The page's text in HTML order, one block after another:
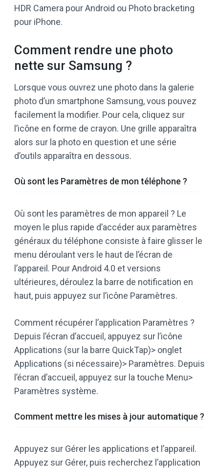
HDR Camera pour Android ou Photo bracketing
pour iPhone.
Comment rendre une photo
nette sur Samsung ?
Lorsque vous ouvrez une photo dans la galerie
photo d’un smartphone Samsung, vous pouvez
facilement la modifier. Pour cela, cliquez sur
l’icône en forme de crayon. Une grille apparaîtra
alors sur la photo en question et une série
d’outils apparaîtra en dessous.
Où sont les Paramètres de mon téléphone ?
Où sont les paramètres de mon appareil ? Le
moyen le plus rapide d’accéder aux paramètres
généraux du téléphone consiste à faire glisser le
menu déroulant vers le haut de l’écran de
l’appareil. Pour Android 4.0 et versions
ultérieures, déroulez la barre de notification en
haut, puis appuyez sur l’icône Paramètres.
Comment récupérer l’application Paramètres ?
Depuis l’écran d’accueil, appuyez sur l’icône
Applications (sur la barre QuickTap)> onglet
Applications (si nécessaire)> Paramètres. Depuis
l’écran d’accueil, appuyez sur la touche Menu>
Paramètres système.
Comment mettre les mises à jour automatique ?
Appuyez sur Gérer les applications et l’appareil.
Appuyez sur Gérer, puis recherchez l’application